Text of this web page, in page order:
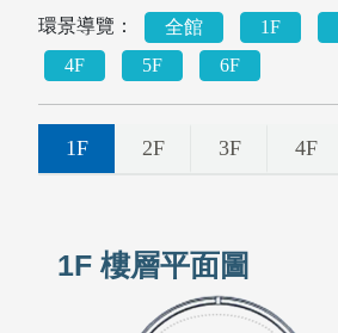
環景導覽： 全館 1F
4F
5F 6F
1F 2F 3F 4F
1F 樓層平面圖